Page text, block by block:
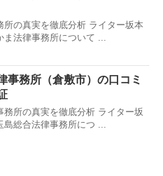
所の真実を徹底分析 ライター坂本
ま法律事務所について ...
事務所（倉敷市）の口コミ
務所の真実を徹底分析 ライター坂
島総合法律事務所につ ...